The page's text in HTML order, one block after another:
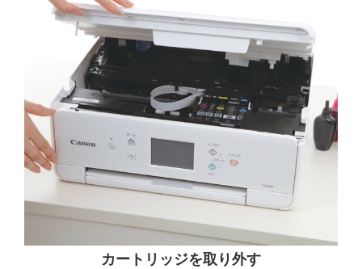
カートリッジを取り外す